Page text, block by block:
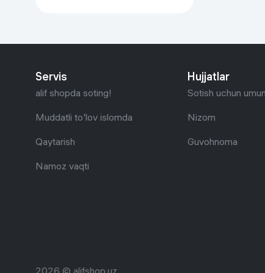
Servis
alif shopda soting!
Muddatli to'lov islomda
Qaytarish
Namoz vaqti
Hujjatlar
Sotish uchun
Nizom
Guvohnoma